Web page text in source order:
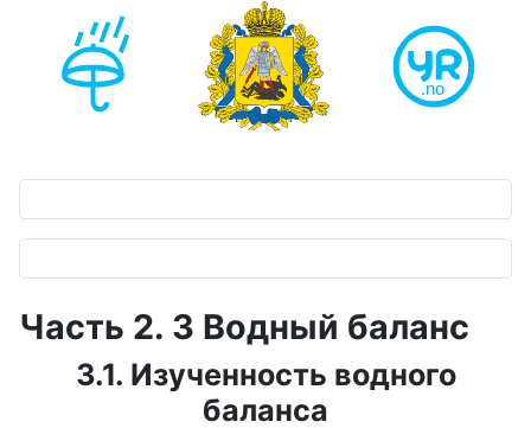
Часть 2. 3 Водный баланс
3.1. Изученность водного
баланса